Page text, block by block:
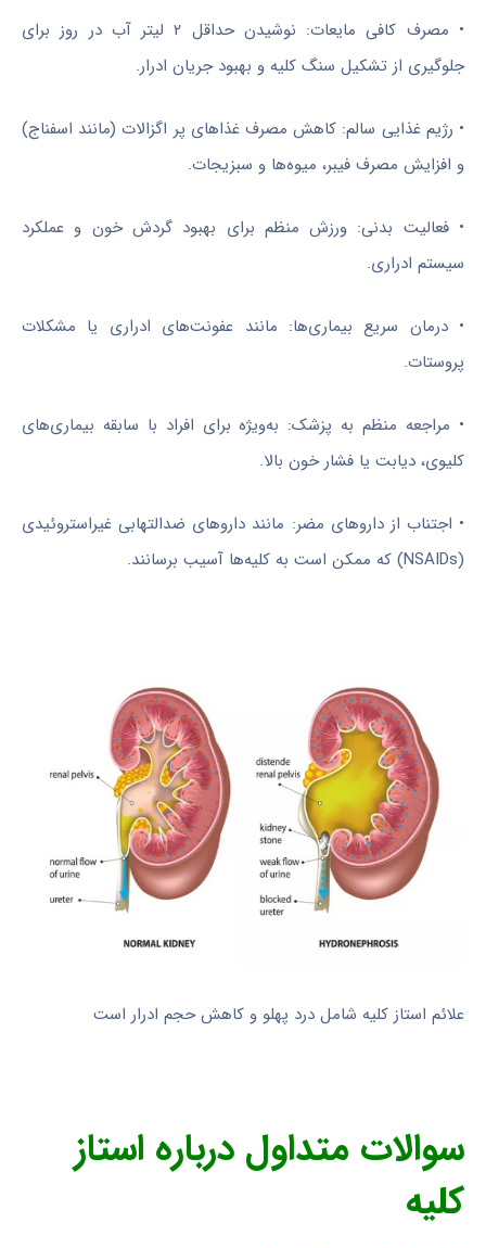
• مصرف کافی مایعات: نوشیدن حداقل ۲ لیتر آب در روز برای
جلوگیری از تشکیل سنگ کلیه و بهبود جریان ادرار.
• رژیم غذایی سالم: کاهش مصرف غذاهای پر اگزالات (مانند اسفناج)
و افزایش مصرف فیبر، میوه‌ها و سبزیجات.
• فعالیت بدنی: ورزش منظم برای بهبود گردش خون و عملکرد
سیستم ادراری.
• درمان سریع بیماری‌ها: مانند عفونت‌های ادراری یا مشکلات
پروستات.
• مراجعه منظم به پزشک: به‌ویژه برای افراد با سابقه بیماری‌های
کلیوی، دیابت یا فشار خون بالا.
• اجتناب از داروهای مضر: مانند داروهای ضدالتهابی غیراستروئیدی
(NSAIDs) که ممکن است به کلیه‌ها آسیب برسانند.
علائم استاز کلیه شامل درد پهلو و کاهش حجم ادرار است
سوالات متداول درباره استاز
کلیه